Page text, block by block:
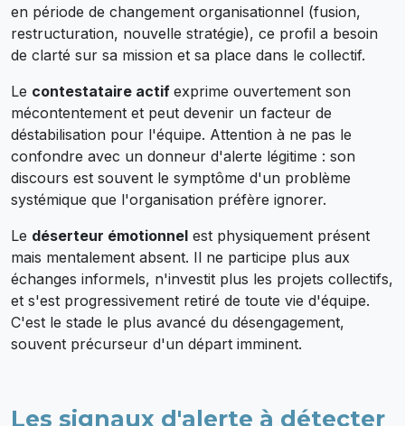
en période de changement organisationnel (fusion,
restructuration, nouvelle stratégie), ce profil a besoin
de clarté sur sa mission et sa place dans le collectif.
Le contestataire actif exprime ouvertement son
mécontentement et peut devenir un facteur de
déstabilisation pour l'équipe. Attention à ne pas le
confondre avec un donneur d'alerte légitime : son
discours est souvent le symptôme d'un problème
systémique que l'organisation préfère ignorer.
Le déserteur émotionnel est physiquement présent
mais mentalement absent. Il ne participe plus aux
échanges informels, n'investit plus les projets collectifs,
et s'est progressivement retiré de toute vie d'équipe.
C'est le stade le plus avancé du désengagement,
souvent précurseur d'un départ imminent.
Les signaux d'alerte à détecter